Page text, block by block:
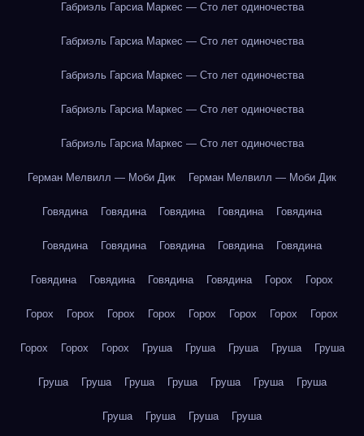
Габриэль Гарсиа Маркес — Сто лет одиночества
Габриэль Гарсиа Маркес — Сто лет одиночества
Габриэль Гарсиа Маркес — Сто лет одиночества
Габриэль Гарсиа Маркес — Сто лет одиночества
Габриэль Гарсиа Маркес — Сто лет одиночества
Герман Мелвилл — Моби Дик Герман Мелвилл — Моби Дик
Говядина Говядина Говядина Говядина Говядина
Говядина Говядина Говядина Говядина Говядина
Говядина Говядина Говядина Говядина Горох Горох
Горох Горох Горох Горох Горох Горох Горох Горох
Горох Горох Горох Груша Груша Груша Груша Груша
Груша Груша Груша Груша Груша Груша Груша
Груша Груша Груша Груша